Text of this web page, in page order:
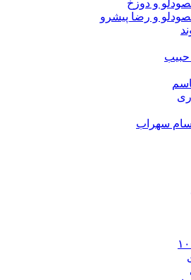
و دوزخ
و رضا پیشرو
حبیب
سام سهراب